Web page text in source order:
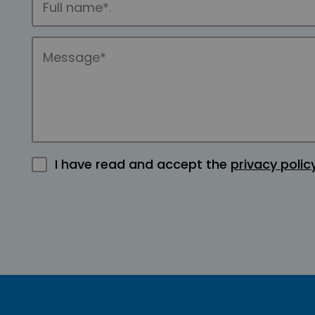
I have read and accept the privacy